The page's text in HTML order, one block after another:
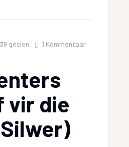
gesien
1 Kommentaar
vir die